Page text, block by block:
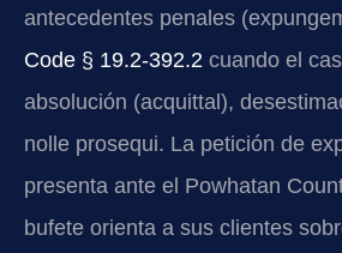
antecedentes penales
Code § 19.2-392.2 cuando el
absolución (acquittal),
nolle prosequi. La petición de
presenta ante el Powhatan
bufete orienta a sus clientes